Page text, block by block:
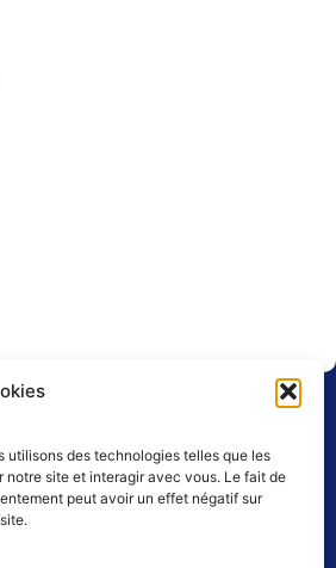
utilisons des technologies telles que les
notre site et interagir avec vous. Le fait de
peut avoir un effet négatif sur
de confidentialité